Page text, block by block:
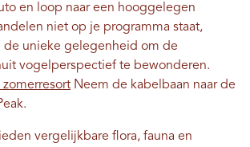
en loop naar een hooggelegen
niet op je programma staat,
de unieke gelegenheid om de
vogelperspectief te bewonderen.
Neem de kabelbaan naar de
vergelijkbare flora, fauna en